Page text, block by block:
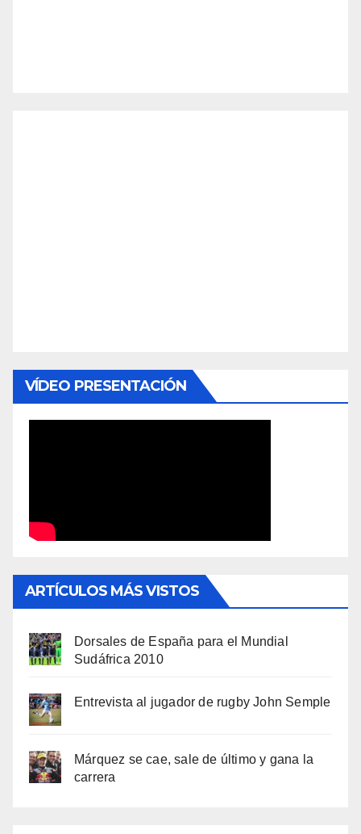
VÍDEO PRESENTACIÓN
ARTÍCULOS MÁS VISTOS
Dorsales de España para el Mundial
Sudáfrica 2010
Entrevista al jugador de rugby John Semple
Márquez se cae, sale de último y gana la
carrera